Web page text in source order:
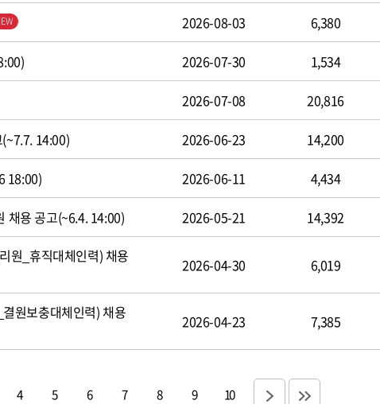
2026-08-03 6,380
2026-07-30 1,534
2026-07-08 20,816
14:00) 2026-06-23 14,200
18:00) 2026-06-11 4,434
채용 공고(~6.4. 14:00) 2026-05-21 14,392
원_휴직대체인력) 채용
2026-04-30 6,019
원보충대체인력) 채용
2026-04-23 7,385
4 5 6 7 8 9 10